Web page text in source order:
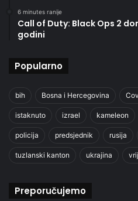
6 minutes ranije
Call of Duty: Black Ops 2
godini
Popularno
bih Bosna i Hercegovina
istaknuto izrael kameleon
policija predsjednik rusija
tuzlanski kanton ukrajina
Preporučujemo